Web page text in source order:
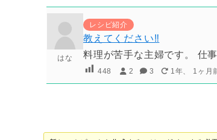
はな
レシピ紹介
教えてください‼︎
料理が苦手な主婦です。 仕
448 2 3 1年、 1ヶ月